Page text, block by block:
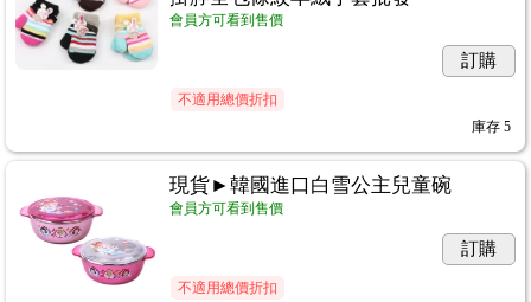
會員方可看到售價
訂購
不適用總價折扣
庫存 5
現貨►韓國進口白雪公主兒童碗
會員方可看到售價
訂購
不適用總價折扣